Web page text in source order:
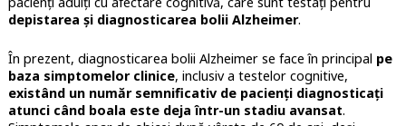
depistarea și diagnosticarea bolii Alzheimer.
În prezent, diagnosticarea bolii Alzheimer se face în principal pe
baza simptomelor clinice, inclusiv a testelor cognitive,
existând un număr semnificativ de pacienți diagnosticați
atunci când boala este deja într-un stadiu avansat.